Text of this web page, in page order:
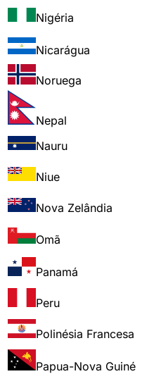
Nigéria
Nicarágua
Noruega
Nepal
Nauru
Niue
Nova Zelândia
Omã
Panamá
Peru
Polinésia Francesa
Papua-Nova Guiné